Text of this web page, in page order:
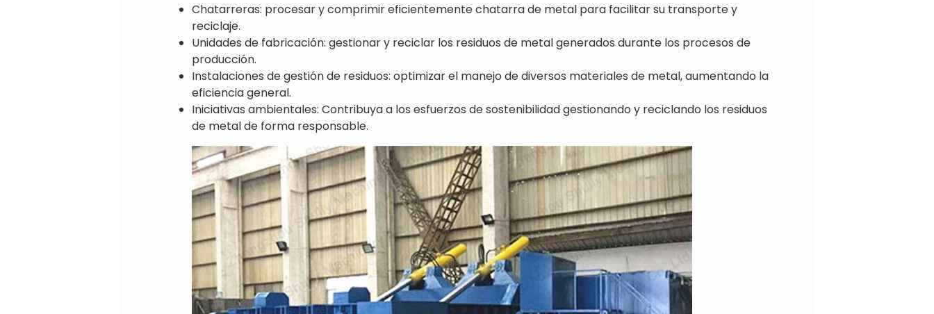
Chatarreras: procesar y comprimir eficientemente chatarra de metal para facilitar su transporte y
reciclaje.
Unidades de fabricación: gestionar y reciclar los residuos de metal generados durante los procesos de
producción.
Instalaciones de gestión de residuos: optimizar el manejo de diversos materiales de metal, aumentando la
eficiencia general.
Iniciativas ambientales: Contribuya a los esfuerzos de sostenibilidad gestionando y reciclando los residuos
de metal de forma responsable.